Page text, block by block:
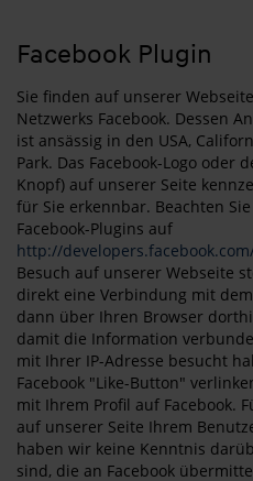
Facebook Plugin
Sie finden auf unserer
Netzwerks Facebook. Dessen
ist ansässig in den USA,
Park. Das Facebook-Logo oder
Knopf) auf unserer Seite
für Sie erkennbar. Beachten
Facebook-Plugins auf
http://
Besuch auf unserer Webseite
direkt eine Verbindung mit
dann über Ihren Browser
damit die Information
mit Ihrer IP-Adresse besucht
Facebook "Like-Button"
mit Ihrem Profil auf Facebook.
auf unserer Seite Ihrem
haben wir keine Kenntnis
sind, die an Facebook